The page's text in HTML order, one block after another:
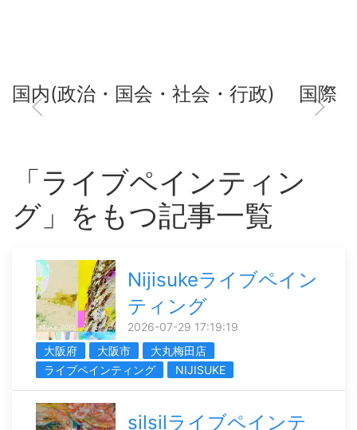
国内(政治・国会・社会・行政) 国際
「ライブペインティン
グ」をもつ記事一覧
Nijisukeライブペイン
ティング
2026-07-29 17:19:19
大阪府
大阪市
大丸梅田店
ライブペインティング
NIJISUKE
silsilライブペインテ